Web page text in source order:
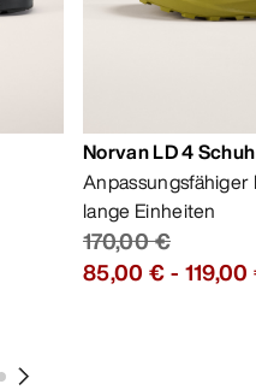
Norvan LD 4
lange Einheiten
170,00 €
85,00 €-